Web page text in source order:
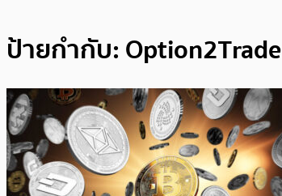
ป้ายกำกับ: Option2Trade